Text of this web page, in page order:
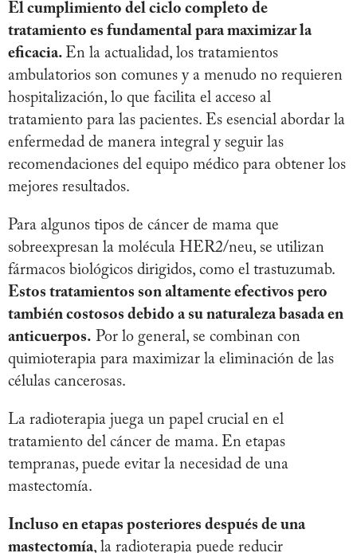
El cumplimiento del ciclo completo de
tratamiento es fundamental para maximizar la
eficacia. En la actualidad, los tratamientos
ambulatorios son comunes y a menudo no requieren
hospitalización, lo que facilita el acceso al
tratamiento para las pacientes. Es esencial abordar la
enfermedad de manera integral y seguir las
recomendaciones del equipo médico para obtener los
mejores resultados.
Para algunos tipos de cáncer de mama que
sobreexpresan la molécula HER2/neu, se utilizan
fármacos biológicos dirigidos, como el trastuzumab.
Estos tratamientos son altamente efectivos pero
también costosos debido a su naturaleza basada en
anticuerpos. Por lo general, se combinan con
quimioterapia para maximizar la eliminación de las
células cancerosas.
La radioterapia juega un papel crucial en el
tratamiento del cáncer de mama. En etapas
tempranas, puede evitar la necesidad de una
mastectomía.
Incluso en etapas posteriores después de una
mastectomía, la radioterapia puede reducir